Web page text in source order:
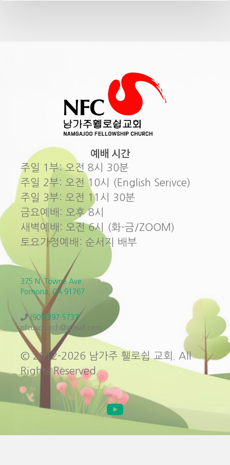
예배 시간
주일 1부: 오전 8시 30분
주일 2부: 오전 10시 (English Serivce)
주일 3부: 오전 11시 30분
금요예배: 오후 8시
새벽예배: 오전 6시 (화-금/ZOOM)
토요가정예배: 순서지 배부
375 N. Towne Ave.
Pomona, CA 91767
(909)397-5737
nfcuschurch@gmail.com
© 2012-2026 남가주 휄로쉽 교회. All
Rights Reserved.